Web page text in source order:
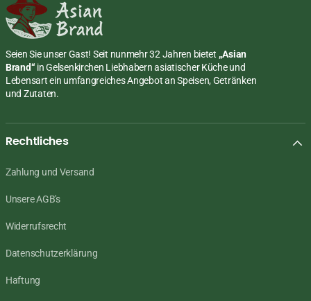
Seien Sie unser Gast! Seit nunmehr 32 Jahren bietet „Asian
Brand“ in Gelsenkirchen Liebhabern asiatischer Küche und
Lebensart ein umfangreiches Angebot an Speisen, Getränken
und Zutaten.
Rechtliches
Zahlung und Versand
Unsere AGB's
Widerrufsrecht
Datenschutzerklärung
Haftung